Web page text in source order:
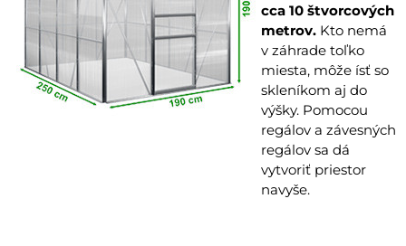
cca 10 štvorcových
metrov. Kto nemá
v záhrade toľko
miesta, môže ísť so
skleníkom aj do
výšky. Pomocou
regálov a závesných
regálov sa dá
vytvoriť priestor
navyše.